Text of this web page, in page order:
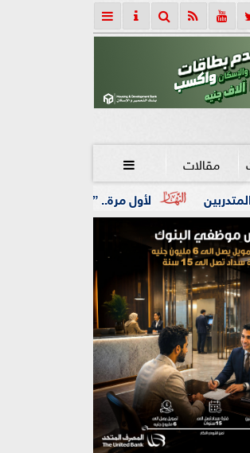
مقالات 
مرة.. ”الرقابة المالية” تنظم نشاط صناديق